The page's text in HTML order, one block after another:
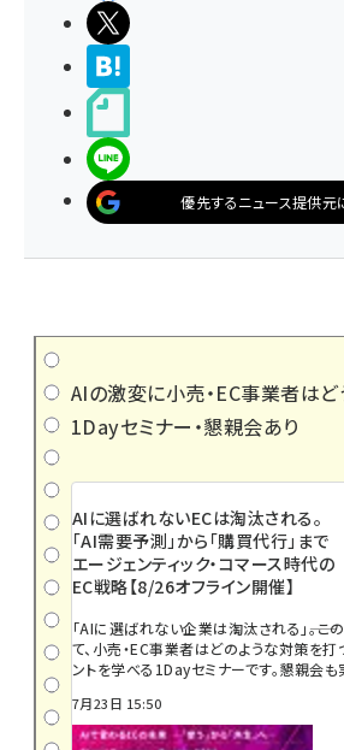
優先するニュース提供元
AIの激変に小売・EC事業者はど
1Dayセミナー・懇親会あり
AIに選ばれないECは淘汰される。
「AI需要予測」から「購買代行」まで
エージェンティック・コマース時代の
EC戦略【8/26オフライン開催】
「AIに選ばれない企業は淘汰される」――。
て、小売・EC事業者はどのような対策を
ントを学べる1Dayセミナーです。懇親会も
7月23日 15:50